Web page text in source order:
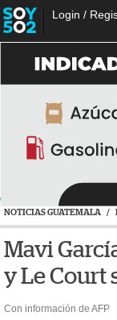
Login /
NOTICIAS GUATEMALA /
Mavi
y Le Court
Con información de AFP